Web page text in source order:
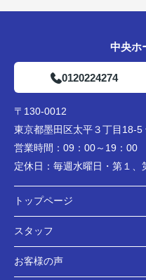
中央ホ
0120224274
〒130-0012
東京都墨田区太平３丁目18-5
営業時間： 09：00～19：00
定休日： 毎週水曜日・第１、
トップページ
スタッフ
お客様の声